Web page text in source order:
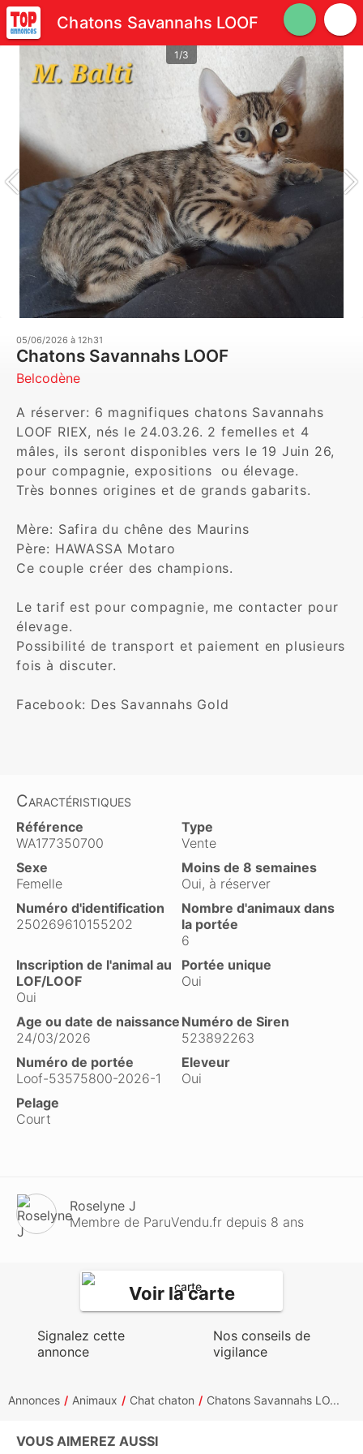
Chatons Savannahs LOOF
1/3
05/06/2026 à 12h31
Chatons Savannahs LOOF
Belcodène
A réserver: 6 magnifiques chatons Savannahs
LOOF RIEX, nés le 24.03.26. 2 femelles et 4
mâles, ils seront disponibles vers le 19 Juin 26,
pour compagnie, expositions  ou élevage.
Très bonnes origines et de grands gabarits.
Mère: Safira du chêne des Maurins
Père: HAWASSA Motaro
Ce couple créer des champions.
Le tarif est pour compagnie, me contacter pour
élevage.
Possibilité de transport et paiement en plusieurs
fois à discuter.
Facebook: Des Savannahs Gold
Caractéristiques
Référence
WA177350700
Type
Vente
Sexe
Femelle
Moins de 8 semaines
Oui, à réserver
Numéro d'identification
250269610155202
Nombre d'animaux dans
la portée
6
Inscription de l'animal au
LOF/LOOF
Oui
Portée unique
Oui
Age ou date de naissance
24/03/2026
Numéro de Siren
523892263
Numéro de portée
Loof-53575800-2026-1
Eleveur
Oui
Pelage
Court
Roselyne J
Membre de ParuVendu.fr depuis 8 ans
Voir la carte
Signalez cette
annonce
Nos conseils de
vigilance
Annonces Animaux Chat chaton Chatons Savannahs LO...
VOUS AIMEREZ AUSSI